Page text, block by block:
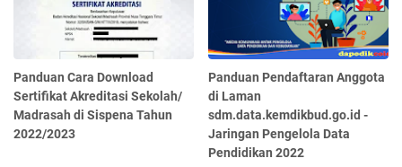
Panduan Cara Download
Sertifikat Akreditasi Sekolah/
Madrasah di Sispena Tahun
2022/2023
Panduan Pendaftaran Anggota
di Laman
sdm.data.kemdikbud.go.id -
Jaringan Pengelola Data
Pendidikan 2022